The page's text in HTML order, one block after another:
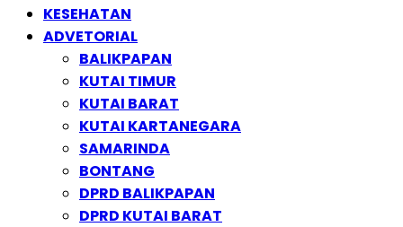
KESEHATAN
ADVETORIAL
BALIKPAPAN
KUTAI TIMUR
KUTAI BARAT
KUTAI KARTANEGARA
SAMARINDA
BONTANG
DPRD BALIKPAPAN
DPRD KUTAI BARAT